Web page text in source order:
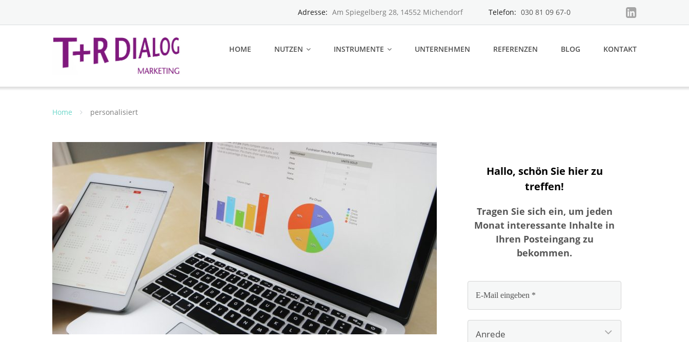
Adresse: Am Spiegelberg 28, 14552 Michendorf Telefon: 030 81 09 67-0
HOME NUTZEN INSTRUMENTE UNTERNEHMEN REFERENZEN BLOG KONTAKT
Home personalisiert
Hallo, schön Sie hier zu
treffen!
Tragen Sie sich ein, um jeden
Monat interessante Inhalte in
Ihren Posteingang zu
bekommen.